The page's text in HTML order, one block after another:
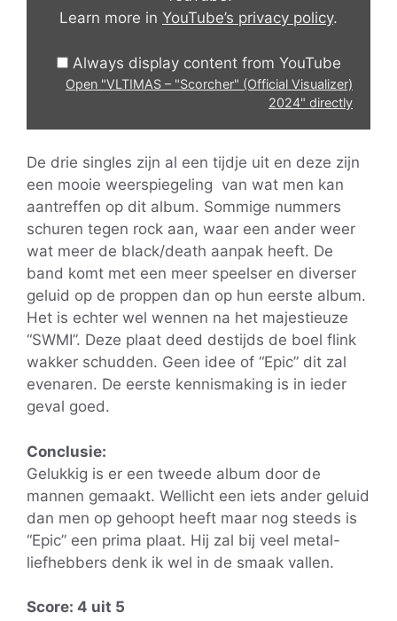
2024"
YouTube
Learn more in YouTube’s privacy policy.
Always display content from YouTube
Open "VLTIMAS – "Scorcher" (Official Visualizer)
2024" directly
De drie singles zijn al een tijdje uit en deze zijn
een mooie weerspiegeling van wat men kan
aantreffen op dit album. Sommige nummers
schuren tegen rock aan, waar een ander weer
wat meer de black/death aanpak heeft. De
band komt met een meer speelser en diverser
geluid op de proppen dan op hun eerste album.
Het is echter wel wennen na het majestieuze
“SWMI”. Deze plaat deed destijds de boel flink
wakker schudden. Geen idee of “Epic” dit zal
evenaren. De eerste kennismaking is in ieder
geval goed.
Conclusie:
Gelukkig is er een tweede album door de
mannen gemaakt. Wellicht een iets ander geluid
dan men op gehoopt heeft maar nog steeds is
“Epic” een prima plaat. Hij zal bij veel metal-
liefhebbers denk ik wel in de smaak vallen.
Score: 4 uit 5